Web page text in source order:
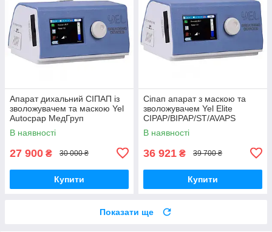
Апарат дихальний СІПАП із
зволожувачем та маскою Yel
Autocpap МедГруп
В наявності
27 900 ₴ 30 000 ₴
Купити
Сіпап апарат з маскою та
зволожувачем Yel Elite
CIPAP/BIPAP/ST/AVAPS
МедГруп
В наявності
36 921 ₴ 39 700 ₴
Купити
Показати ще